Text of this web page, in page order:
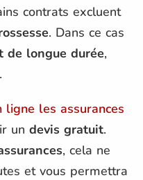
contrats excluent
. Dans ce cas
de longue durée,
ligne les assurances
un devis gratuit.
, cela ne
et vous permettra